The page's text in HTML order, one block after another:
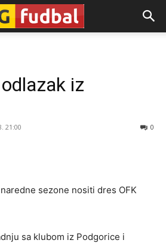
iz
21:00 0
sezone nositi dres OFK
sa klubom iz Podgorice i